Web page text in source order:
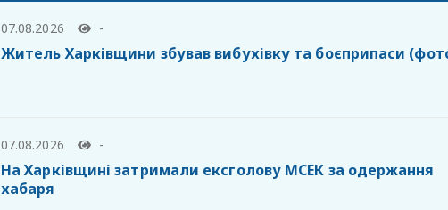
07.08.2026 -
Житель Харківщини збував вибухівку та боєприпаси
07.08.2026 -
На Харківщині затримали ексголову МСЕК за одержання
хабаря